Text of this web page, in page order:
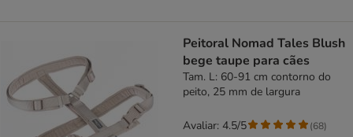
Peitoral Nomad Tales Blush
bege taupe para cães
Tam. L: 60-91 cm contorno do
peito, 25 mm de largura
Avaliar: 4.5/5 (68)